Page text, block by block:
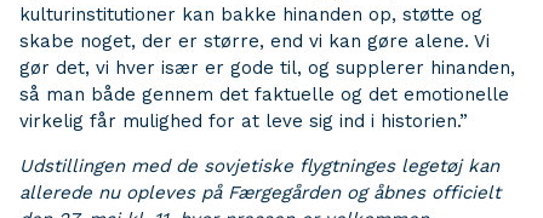
kulturinstitutioner kan bakke hinanden op, støtte og
skabe noget, der er større, end vi kan gøre alene. Vi
gør det, vi hver især er gode til, og supplerer hinanden,
så man både gennem det faktuelle og det emotionelle
virkelig får mulighed for at leve sig ind i historien.”
Udstillingen med de sovjetiske flygtninges legetøj kan
allerede nu opleves på Færgegården og åbnes officielt